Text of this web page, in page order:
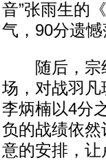
音”张雨生的
气，90分遗憾
随后，宗纬
场，对战羽凡
李炳楠以4分
负的战绩依
意的安排，